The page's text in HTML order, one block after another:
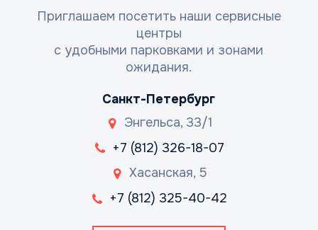
Приглашаем посетить наши сервисные
центры
с удобными парковками и зонами
ожидания.
Санкт-Петербург
Энгельса, 33/1
+7 (812) 326-18-07
Хасанская, 5
+7 (812) 325-40-42